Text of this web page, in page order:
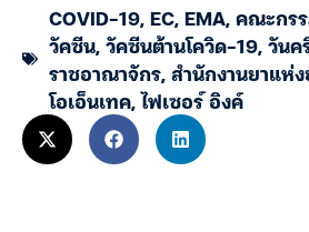
COVID-19,EC,EMA,คณะกรร
วัคซีน,วัคซีนต้านโควิด-19,วันค
ราชอาณาจักร,สำนักงานยาแห่ง
โอเอ็นเทค,ไฟเซอร์ อิงค์